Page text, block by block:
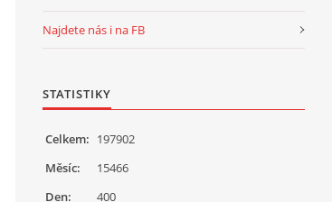
Najdete nás i na FB
STATISTIKY
Celkem: 197902
Měsíc:
15466
Den:
400